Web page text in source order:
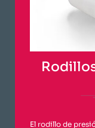
El rodillo de